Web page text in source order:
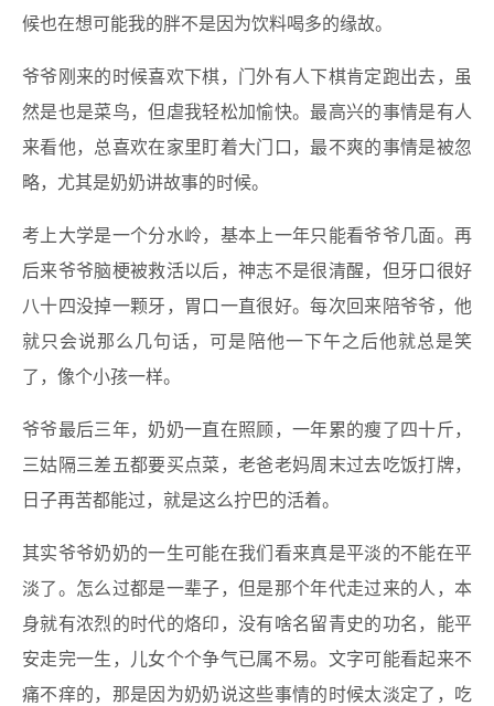
候也在想可能我的胖不是因为饮料喝多的缘故。
爷爷刚来的时候喜欢下棋，门外有人下棋肯定跑出去，虽
然是也是菜鸟，但虐我轻松加愉快。最高兴的事情是有人
来看他，总喜欢在家里盯着大门口，最不爽的事情是被忽
略，尤其是奶奶讲故事的时候。
考上大学是一个分水岭，基本上一年只能看爷爷几面。再
后来爷爷脑梗被救活以后，神志不是很清醒，但牙口很好
八十四没掉一颗牙，胃口一直很好。每次回来陪爷爷，他
就只会说那么几句话，可是陪他一下午之后他就总是笑
了，像个小孩一样。
爷爷最后三年，奶奶一直在照顾，一年累的瘦了四十斤，
三姑隔三差五都要买点菜，老爸老妈周末过去吃饭打牌，
日子再苦都能过，就是这么拧巴的活着。
其实爷爷奶奶的一生可能在我们看来真是平淡的不能在平
淡了。怎么过都是一辈子，但是那个年代走过来的人，本
身就有浓烈的时代的烙印，没有啥名留青史的功名，能平
安走完一生，儿女个个争气已属不易。文字可能看起来不
痛不痒的，那是因为奶奶说这些事情的时候太淡定了，吃